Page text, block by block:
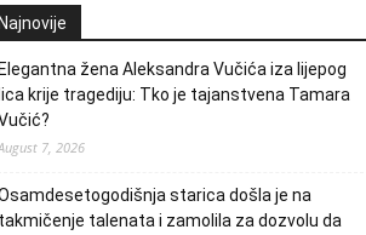
žena Aleksandra Vučića iza lijepog
krije tragediju: Tko je tajanstvena Tamara
7, 2026
starica došla je na
talenata i zamolila za dozvolu da